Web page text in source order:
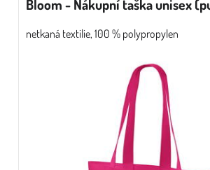
Bloom - Nákupní taška unisex
netkaná textilie, 100 % polypropylen